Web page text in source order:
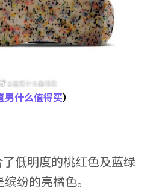
男什么值得买）
低明度的桃红色及蓝绿
纷的亮橘色。